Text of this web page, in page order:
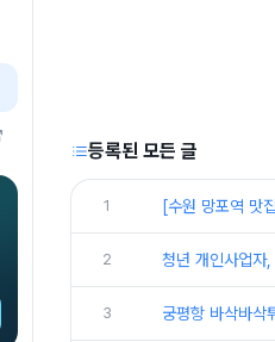
등록된 모든 글
1 [수원 망포역 맛
2 청년 개인사업자
3 궁평항 바삭바삭